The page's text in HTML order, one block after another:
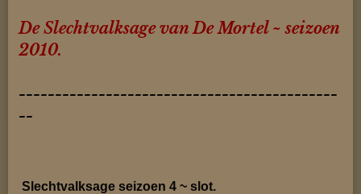
De Slechtvalksage van De Mortel ~ seizoen
2010.
--------------------------------------------
--
Slechtvalksage seizoen 4 ~ slot.